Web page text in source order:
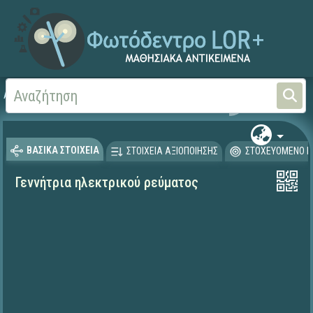
Αρχική Φυσικές Επιστήμες -
ΒΑΣΙΚΑ ΣΤΟΙΧΕΙΑ ΣΤΟΙΧΕΙΑ ΑΞΙΟΠΟΙΗΣΗΣ ΣΤΟΧΕΥΟΜΕΝΟ
Γεννήτρια ηλεκτρικού ρεύματος